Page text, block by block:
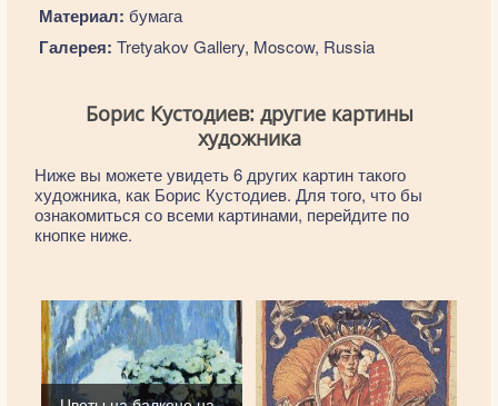
Материал: бумага
Галерея: Tretyakov Gallery, Moscow, Russia
Борис Кустодиев: другие картины
художника
Ниже вы можете увидеть 6 других картин такого
художника, как Борис Кустодиев. Для того, что бы
ознакомиться со всеми картинами, перейдите по
кнопке ниже.